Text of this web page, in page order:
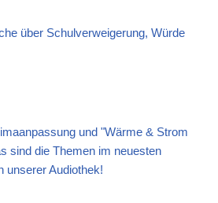
über Schulverweigerung, Würde
und "Wärme & Strom
sind die Themen im neuesten
unserer Audiothek!